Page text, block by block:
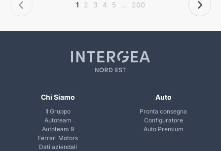
1 2 3 4 5 ... 200
Chi Siamo
Il Gruppo
Autoteam
Autoteam 9
Ferrari Motors
Dati aziendali
Auto
Pronta consegna
Configuratore
Auto Premium